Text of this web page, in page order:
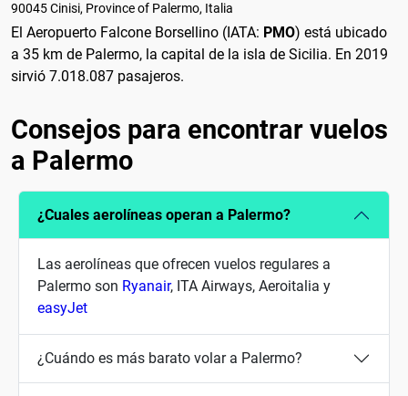
90045 Cinisi, Province of Palermo, Italia
El Aeropuerto Falcone Borsellino (IATA: PMO) está ubicado
a 35 km de Palermo, la capital de la isla de Sicilia. En 2019
sirvió 7.018.087 pasajeros.
Consejos para encontrar vuelos
a Palermo
¿Cuales aerolíneas operan a Palermo?
Las aerolíneas que ofrecen vuelos regulares a
Palermo son Ryanair, ITA Airways, Aeroitalia y
easyJet
¿Cuándo es más barato volar a Palermo?